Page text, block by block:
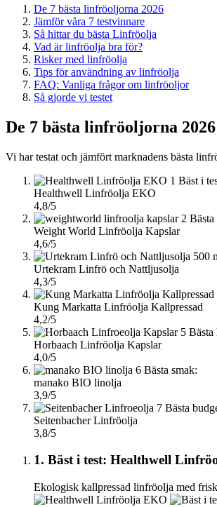
De 7 bästa linfröoljorna 2026
Jämför våra 7 testvinnare
Så hittar du bästa Linfröolja
Vad är linfröolja bra för?
Risker med linfröolja
Tips för användning av linfröolja
FAQ: Vanliga frågor om linfröoljor
Så gjorde vi testet
De 7 bästa linfröoljorna 2026
Vi har testat och jämfört marknadens bästa
1 Bäst i
Healthwell Linfröolja EKO
4,8/5
2
Weight World Linfröolja Kapslar
4,6/5
Urtekram Linfrö och Nattljusolja
4,3/5
Kung Markatta Linfröolja Kallpressad
4,2/5
5 Bästa
Horbaach Linfröolja Kapslar
4,0/5
6 Bästa smak:
manako BIO linolja
3,9/5
7 Bästa
Seitenbacher Linfröolja
3,8/5
1. Bäst i test: Healthwell
Ekologisk kallpressad linfröolja med